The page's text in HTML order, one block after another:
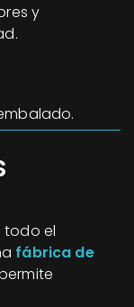
y
todo el
fábrica de